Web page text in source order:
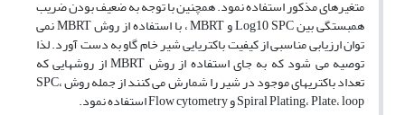
متغیرهای مذکور استفاده نمود. همچنین با توجه به ضعیف بودن ضریب
همبستگی بین Log10 SPC و MBRT ، با استفاده از روش MBRT نمی
توان ارزیابی مناسبی از کیفیت باکتریایی شیر خام گاو به دست آورد. لذا
توصیه می شود که به جای استفاده از روش MBRT از روشهایی که
تعداد باکتریهای موجود در شیر را شمارش می کنند از جمله روش SPC،
Spiral Plating، Plate، loop و Flow cytometry استفاده نمود.